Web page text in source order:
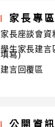
家長專區
家長座談會資
學生家長建言
填寫)
建言回覆區
公開資訊